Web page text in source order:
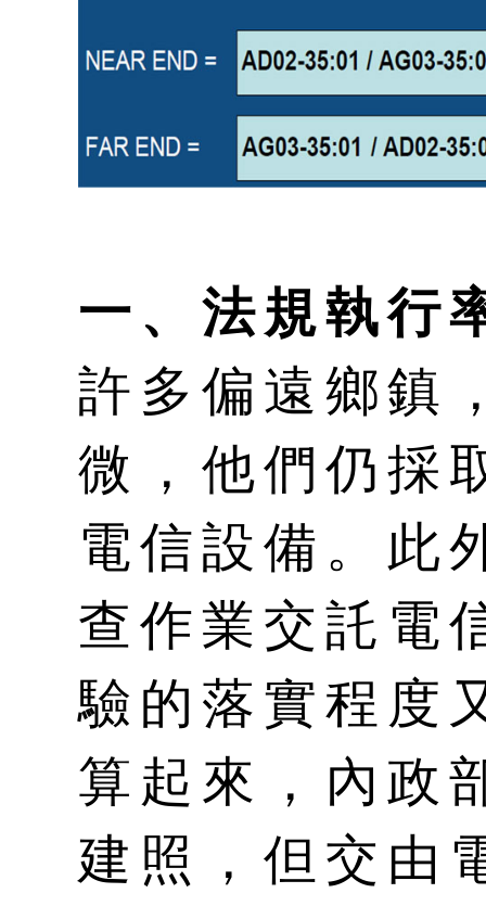
一、法規執行
許多偏遠鄉鎮
微，他們仍採
電信設備。此
查作業交託電
驗的落實程度
算起來，內政
建照，但交由